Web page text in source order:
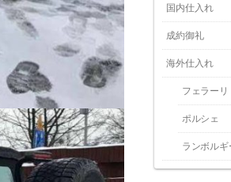
国内仕入れ
成約御礼
海外仕入れ
フェラーリ
ポルシェ
ランボルギ